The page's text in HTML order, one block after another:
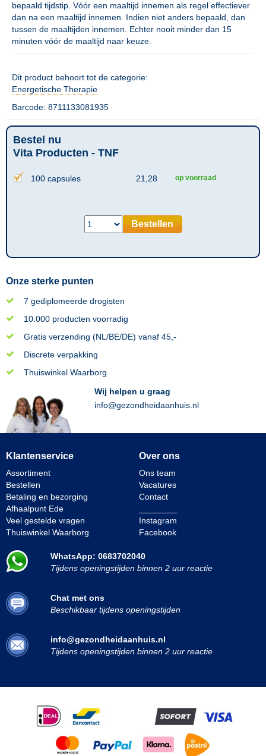
bepaald tijdstip. Vóór een maaltijd innemen als regel effectiever
dan na een maaltijd innemen. Indien niet anders bepaald, dan
tussen de maaltijden innemen. Echter nooit minder dan 15
minuten vóór de maaltijd naar keuze.
Dit product behoort tot de categorie:
Energetische Therapie
Barcode: 8711133081935
Bestel nu
Vita Producten - TNF
100 capsules 21,28 op voorraad
Bestellen
Onze sterke punten
7 gediplomeerde drogisten
10.000 producten voorradig
Gratis verzending (NL/BE/DE) vanaf 45,-
Discrete verpakking
Thuiswinkel Waarborg
Wij helpen u graag
info@gezondheidaanhuis.nl
Klantenservice
Assortiment
Bestellen
Betaling en bezorging
Afhaalpunt Ede
Veel gestelde vragen
Thuiswinkel Waarborg
Over ons
Ons team
Vacatures
Contact
Instagram
Facebook
WhatsApp: 0683702040
Tijdens openingstijden binnen 2 uur reactie
Chat met ons
Beschikbaar tijdens openingstijden
info@gezondheidaanhuis.nl
Tijdens openingstijden binnen 2 uur reactie